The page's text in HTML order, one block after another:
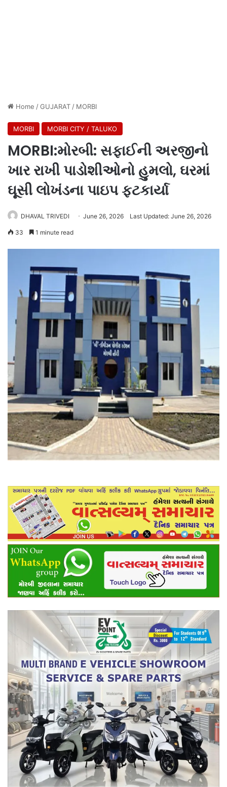
Home /GUJARAT / MORBI
MORBI MORBI CITY / TALUKO
MORBI:મોરબી: સફાઈની અરજીનો
ખાર રાખી પાડોશીઓનો હુમલો, ઘરમાં
ઘૂસી લોખંડના પાઇપ ફટકાર્યા
DHAVAL TRIVEDI June 26, 2026 Last Updated: June 26, 2026
33 1 minute read